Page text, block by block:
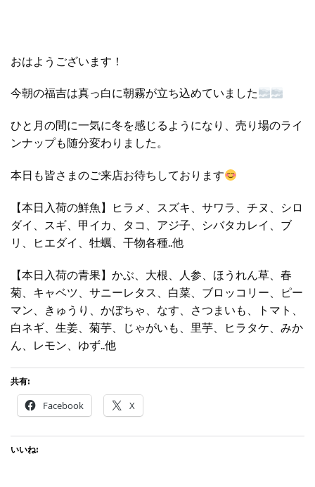
おはようございます！
今朝の福吉は真っ白に朝霧が立ち込めていました
ひと月の間に一気に冬を感じるようになり、売り場のライ
ンナップも随分変わりました。
本日も皆さまのご来店お待ちしております
【本日入荷の鮮魚】ヒラメ、スズキ、サワラ、チヌ、シロ
ダイ、スギ、甲イカ、タコ、アジ子、シバタカレイ、ブ
リ、ヒエダイ、牡蠣、干物各種..他
【本日入荷の青果】かぶ、大根、人参、ほうれん草、春
菊、キャベツ、サニーレタス、白菜、ブロッコリー、ピー
マン、きゅうり、かぼちゃ、なす、さつまいも、トマト、
白ネギ、生姜、菊芋、じゃがいも、里芋、ヒラタケ、みか
ん、レモン、ゆず..他
共有:
Facebook X
いいね: